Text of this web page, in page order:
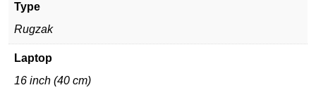
Type
Rugzak
Laptop
16 inch (40 cm)